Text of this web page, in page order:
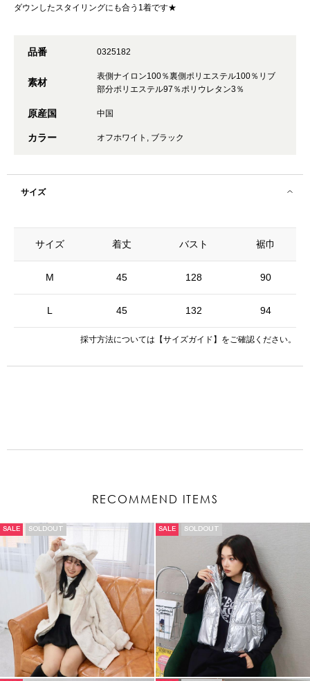
ダウンしたスタイリングにも合う1着です★
品番 0325182
素材
表側ナイロン100％裏側ポリエステル100％リブ
部分ポリエステル97％ポリウレタン3％
原産国 中国
カラー オフホワイト, ブラック
サイズ
サイズ
M
L
着丈 バスト 裾巾
45 128 90
45 132 94
採寸方法については 【サイズガイド】 をご確認ください。
RECOMMEND ITEMS
SALE SOLDOUT SALE SOLDOUT